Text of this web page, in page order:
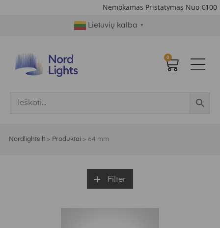
Nemokamas Pristatymas Nuo €100 |
Lietuvių kalba ▼
0
Nordlights.lt > Produktai > 64 mm
Filter